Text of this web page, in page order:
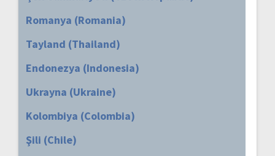
Romanya (Romania)
Tayland (Thailand)
Endonezya (Indonesia)
Ukrayna (Ukraine)
Kolombiya (Colombia)
Şili (Chile)